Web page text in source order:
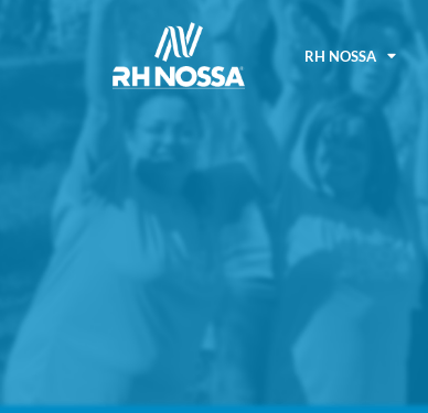
RH NOSSA